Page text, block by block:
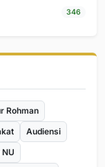
346
Rohman
Audiensi